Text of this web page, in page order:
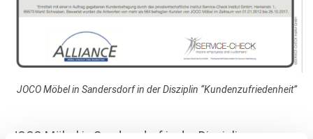
JOCO Möbel in Sandersdorf in der Disziplin “Kundenzufriedenheit”
JOCO Möbel in Sandersdorf in der Disziplin